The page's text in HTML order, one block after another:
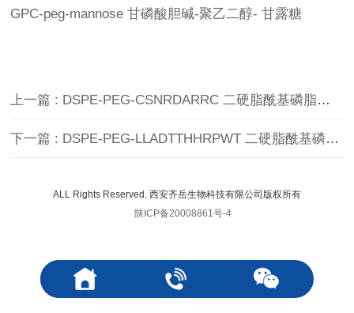
GPC-peg-mannose 甘磷酸胆碱-聚乙二醇- 甘露糖
上一篇 : DSPE-PEG-CSNRDARRC 二硬脂酰基磷脂酰乙醇胺-聚乙二醇-靶向蛋白
下一篇 : DSPE-PEG-LLADTTHHRPWT 二硬脂酰基磷脂酰乙醇胺-聚乙二醇-靶向蛋白
ALL Rights Reserved. 西安齐岳生物科技有限公司版权所有
陕ICP备20008861号-4